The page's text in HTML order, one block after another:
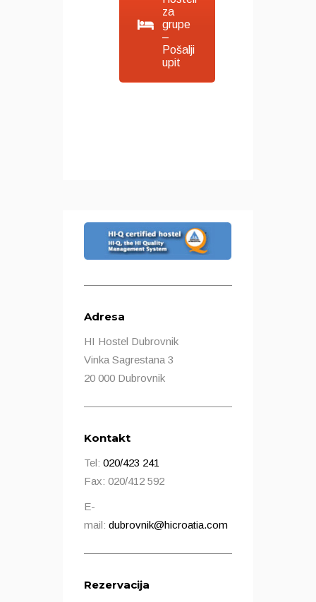
za
grupe
–
Pošalji
upit
Adresa
HI Hostel Dubrovnik
Vinka Sagrestana 3
20 000 Dubrovnik
Kontakt
Tel: 020/423 241
Fax: 020/412 592
E-
mail: dubrovnik@hicroatia.com
Rezervacija